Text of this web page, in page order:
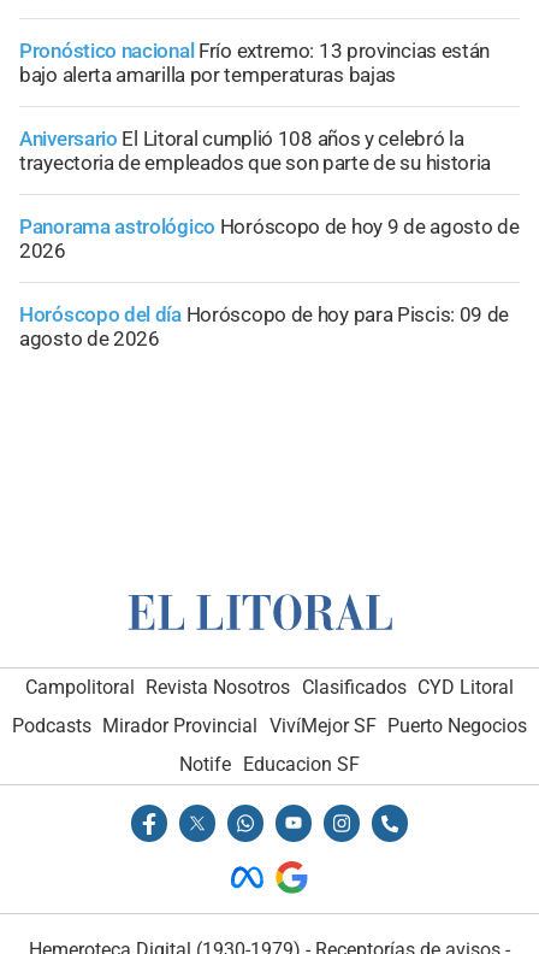
Pronóstico nacional Frío extremo: 13 provincias están
bajo alerta amarilla por temperaturas bajas
Aniversario El Litoral cumplió 108 años y celebró la
trayectoria de empleados que son parte de su historia
Panorama astrológico Horóscopo de hoy 9 de agosto de
2026
Horóscopo del día Horóscopo de hoy para Piscis: 09 de
agosto de 2026
Campolitoral Revista Nosotros Clasificados CYD Litoral
Podcasts Mirador Provincial VivíMejor SF Puerto Negocios
Notife
Educacion SF